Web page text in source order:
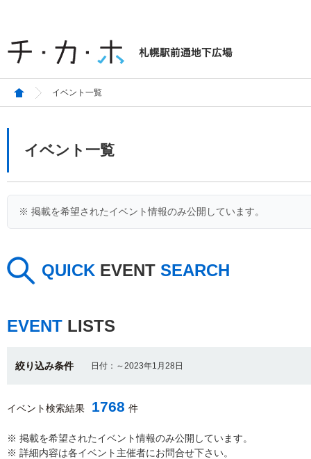
イベント一覧
イベント一覧
※ 掲載を希望されたイベント情報のみ公開しています。
QUICK EVENT SEARCH
EVENT LISTS
絞り込み条件 日付：～2023年1月28日
イベント検索結果 1768 件
※ 掲載を希望されたイベント情報のみ公開しています。
※ 詳細内容は各イベント主催者にお問合せ下さい。